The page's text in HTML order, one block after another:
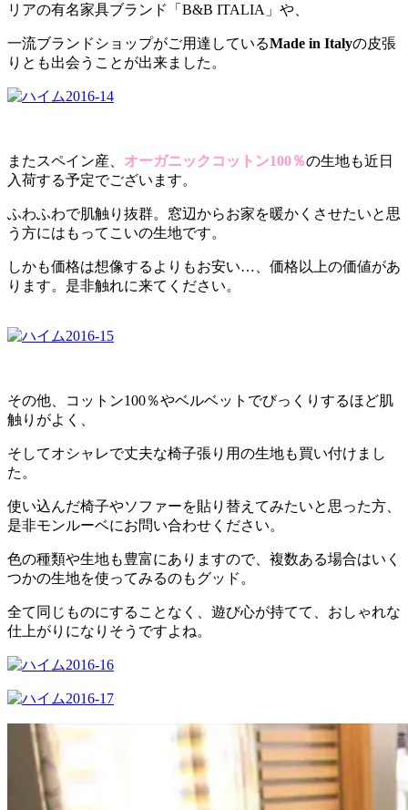
リアの有名家具ブランド「B&B ITALIA」や、
一流ブランドショップがご用達しているMade in Italyの皮張
りとも出会うことが出来ました。
またスペイン産、 オーガニックコットン100％の生地も近日
入荷する予定でございます。
ふわふわで肌触り抜群。窓辺からお家を暖かくさせたいと思
う方にはもってこいの生地です。
しかも価格は想像するよりもお安い…、価格以上の価値があ
ります。是非触れに来てください。
その他、コットン100％やベルベットでびっくりするほど肌
触りがよく、
そしてオシャレで丈夫な椅子張り用の生地も買い付けまし
た。
使い込んだ椅子やソファーを貼り替えてみたいと思った方、
是非モンルーベにお問い合わせください。
色の種類や生地も豊富にありますので、複数ある場合はいく
つかの生地を使ってみるのもグッド。
全て同じものにすることなく、遊び心が持てて、おしゃれな
仕上がりになりそうですよね。